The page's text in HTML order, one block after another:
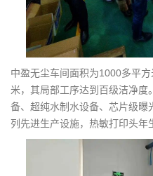
中盈无尘车间面积为1000多平
米，其局部工序达到百级洁净
备、超纯水制水设备、芯片级曝
列先进生产设施，热敏打印头年